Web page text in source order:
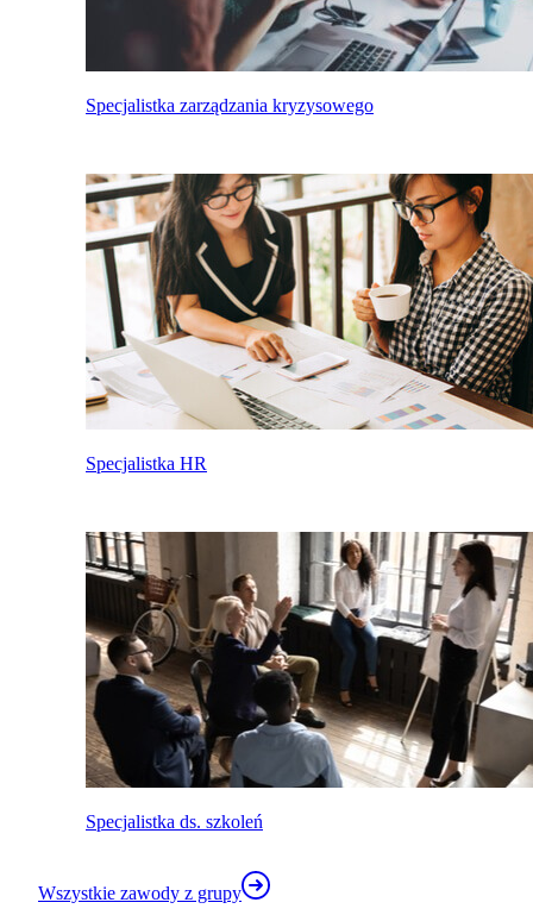
Specjalistka zarządzania kryzysowego
Specjalistka HR
Specjalistka ds. szkoleń
Wszystkie zawody z grupy